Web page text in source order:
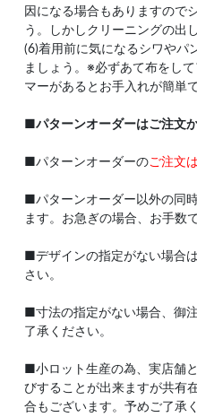
因になる場合もありますので
う。しかしクリーニングの出
(6)着用前に気になるシワやパ
ましょう。※必ずあて布をし
マーがあるとお手入れが簡単で
パターンオーダーはご注文
■パターンオーダーのご注文
■パターンオーダー以外の同
ます。お急ぎの場合、お手数
■デザインの指定がない場合
さい。
■寸法の指定がない場合、御
了承ください。
■小ロット生産の為、実店舗
びすることが出来ますが共有
合もございます。予めご了承